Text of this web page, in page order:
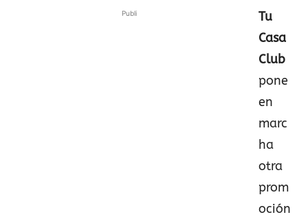
Publi
Tu
Casa
Club
pone
en
marc
ha
otra
prom
oción